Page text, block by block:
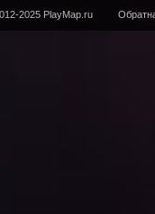
2025 PlayMap.ru